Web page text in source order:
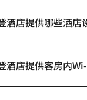
酒店提供哪些酒店
酒店提供客房内Wi-